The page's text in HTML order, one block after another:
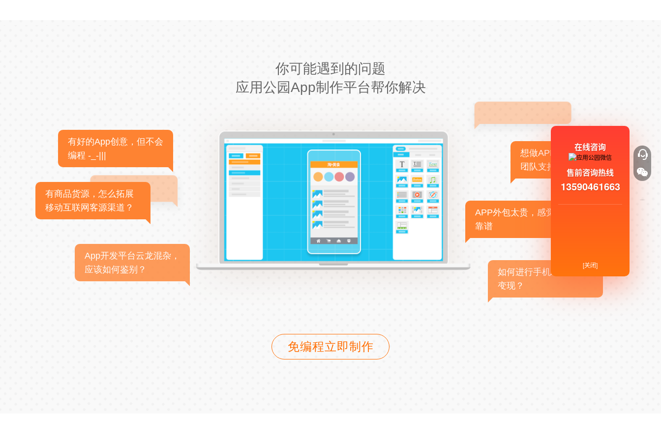
你可能遇到的问题
应用公园App制作平台帮你解决
有好的App创意，但不会
编程 -_-|||
有商品货源，怎么拓展
移动互联网客源渠道？
App开发平台云龙混杂，
应该如何鉴别？
想做APP，但没有技术
团队支持
APP外包太贵，感觉不
靠谱
如何进行手机APP商业
变现？
免编程立即制作
在线咨询
售前咨询热线
13590461663
[关闭]